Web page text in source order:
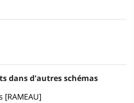
dans d'autres schémas